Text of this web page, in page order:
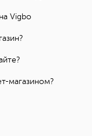
Vigbo
магазином?